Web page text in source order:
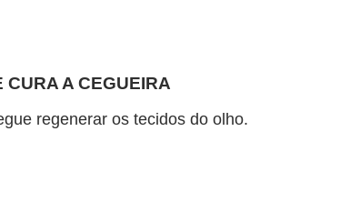
CURA A CEGUEIRA
regenerar os tecidos do olho.